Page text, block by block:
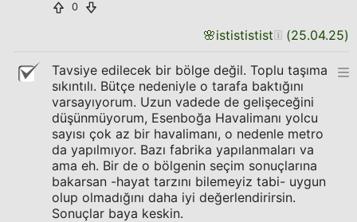
0
🌸istististist (25.04.25)
Tavsiye edilecek bir bölge değil. Toplu taşıma
sıkıntılı. Bütçe nedeniyle o tarafa baktığını
varsayıyorum. Uzun vadede de gelişeceğini
düşünmüyorum, Esenboğa Havalimanı yolcu
sayısı çok az bir havalimanı, o nedenle metro
da yapılmıyor. Bazı fabrika yapılanmaları va
ama eh. Bir de o bölgenin seçim sonuçlarına
bakarsan -hayat tarzını bilemeyiz tabi- uygun
olup olmadığını daha iyi değerlendirirsin.
Sonuçlar baya keskin.